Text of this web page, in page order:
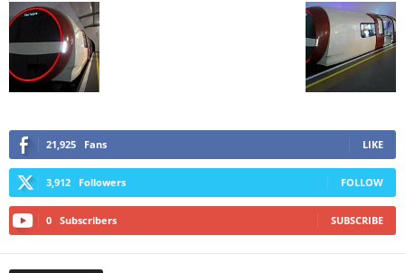
21,925 Fans LIKE
3,912 Followers FOLLOW
0 Subscribers SUBSCRIBE